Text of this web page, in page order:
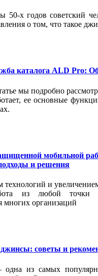
50-х годов советский
о том, что такое
каталога ALD Pro:
мы подробно
ее основные
мобильной
и решения
технологий и
из любой точки
многих организаций
советы и
из самых